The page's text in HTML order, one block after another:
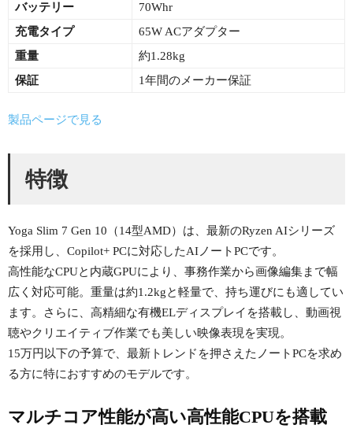
バッテリー
70Whr
充電タイプ
65W ACアダプター
重量
約1.28kg
保証
1年間のメーカー保証
製品ページで見る
特徴
Yoga Slim 7 Gen 10（14型AMD）は、最新のRyzen AIシリーズ
を採用し、Copilot+ PCに対応したAIノートPCです。
高性能なCPUと内蔵GPUにより、事務作業から画像編集まで幅
広く対応可能。重量は約1.2kgと軽量で、持ち運びにも適してい
ます。さらに、高精細な有機ELディスプレイを搭載し、動画視
聴やクリエイティブ作業でも美しい映像表現を実現。
15万円以下の予算で、最新トレンドを押さえたノートPCを求め
る方に特におすすめのモデルです。
マルチコア性能が高い高性能CPUを搭載